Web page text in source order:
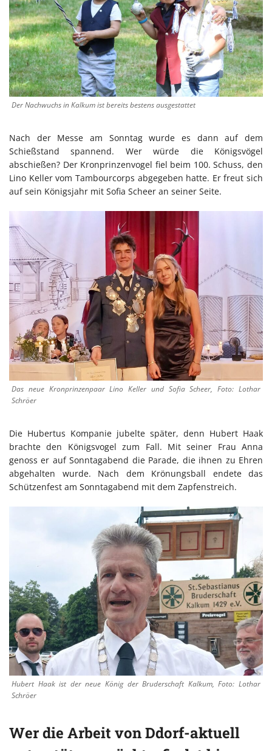
Der Nachwuchs in Kalkum ist bereits bestens ausgestattet
Nach der Messe am Sonntag wurde es dann auf dem
Schießstand spannend. Wer würde die Königsvögel
abschießen? Der Kronprinzenvogel fiel beim 100. Schuss, den
Lino Keller vom Tambourcorps abgegeben hatte. Er freut sich
auf sein Königsjahr mit Sofia Scheer an seiner Seite.
Das neue Kronprinzenpaar Lino Keller und Sofia Scheer, Foto: Lothar
Schröer
Die Hubertus Kompanie jubelte später, denn Hubert Haak
brachte den Königsvogel zum Fall. Mit seiner Frau Anna
genoss er auf Sonntagabend die Parade, die ihnen zu Ehren
abgehalten wurde. Nach dem Krönungsball endete das
Schützenfest am Sonntagabend mit dem Zapfenstreich.
Hubert Haak ist der neue König der Bruderschaft Kalkum, Foto: Lothar
Schröer
Wer die Arbeit von Ddorf-aktuell